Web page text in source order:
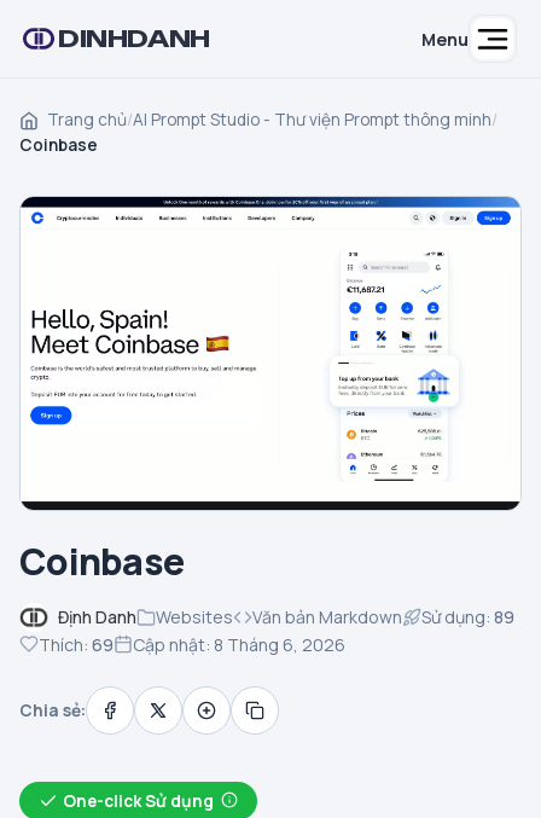
DINHDANH Menu
Trang chủ/AI Prompt Studio - Thư viện Prompt thông minh/
Coinbase
Coinbase
Định Danh Websites Văn bản Markdown Sử dụng: 89
Thích: 69 Cập nhật: 8 Tháng 6, 2026
Chia sẻ:
One-click Sử dụng